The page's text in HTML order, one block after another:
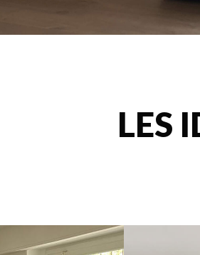
LES